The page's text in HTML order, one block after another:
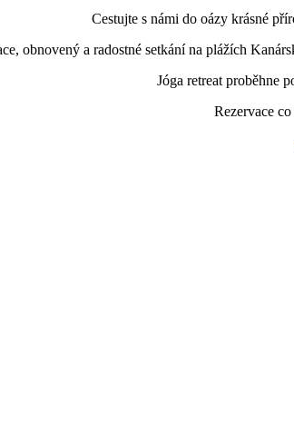
Cestujte s námi do oázy krásné
obnovený a radostné setkání na plážích
Jóga retreat proběhne
Rezervace